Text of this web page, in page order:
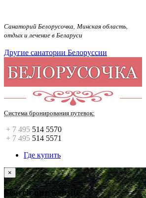
Санаторий Белорусочка, Минская область,
отдых и лечение в Беларуси
Другие санатории Белоруссии
Система бронирования путевок:
+ 7 495 514 5570
+ 7 495 514 5571
Где купить
×
Search our website